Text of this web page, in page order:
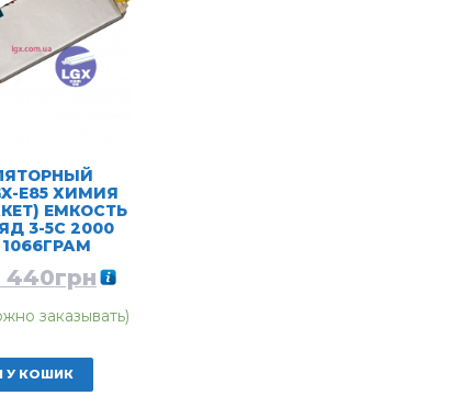
E85 ХИМИЯ
ЕМКОСТЬ
3-5C 2000
440грн
заказывать)
У КОШИК